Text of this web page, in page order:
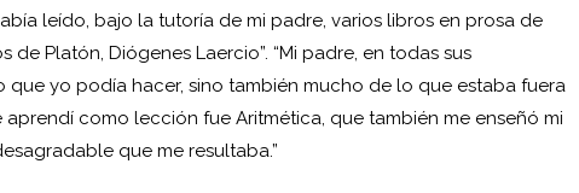
leído, bajo la tutoría de mi padre, varios libros en prosa de
Platón, Diógenes Laercio”. “Mi padre, en todas sus
yo podía hacer, sino también mucho de lo que estaba fuera
como lección fue Aritmética, que también me enseñó mi
que me resultaba.”